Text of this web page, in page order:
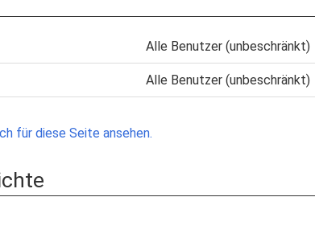
Alle Benutzer (unbeschränkt)
Alle Benutzer (unbeschränkt)
für diese Seite ansehen.